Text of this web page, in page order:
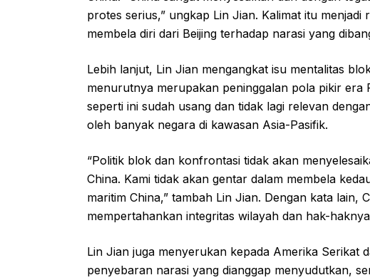
protes serius,” ungkap Lin Jian. Kalimat itu menjadi
membela diri dari Beijing terhadap narasi yang
Lebih lanjut, Lin Jian mengangkat isu mentalitas
menurutnya merupakan peninggalan pola pikir era
seperti ini sudah usang dan tidak lagi relevan
oleh banyak negara di kawasan Asia-Pasifik.
“Politik blok dan konfrontasi tidak akan
China. Kami tidak akan gentar dalam membela
maritim China,” tambah Lin Jian. Dengan kata lain,
mempertahankan integritas wilayah dan hak-
Lin Jian juga menyerukan kepada Amerika Serikat
penyebaran narasi yang dianggap menyudutkan,